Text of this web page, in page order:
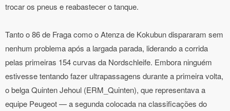
trocar os pneus e reabastecer o tanque.
Tanto o 86 de Fraga como o Atenza de Kokubun dispararam sem
nenhum problema após a largada parada, liderando a corrida
pelas primeiras 154 curvas da Nordschleife. Embora ninguém
estivesse tentando fazer ultrapassagens durante a primeira volta,
o belga Quinten Jehoul (ERM_Quinten), que representava a
equipe Peugeot — a segunda colocada na classificações do